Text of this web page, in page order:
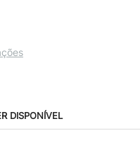
DISPONÍVEL